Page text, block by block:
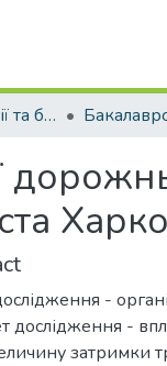
Кафедра організації та безпеки дорожнього руху
-
дослідження -
затримки